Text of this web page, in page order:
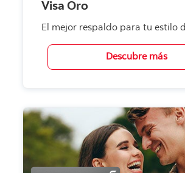
Visa Oro
El mejor respaldo para tu estilo
Descubre más